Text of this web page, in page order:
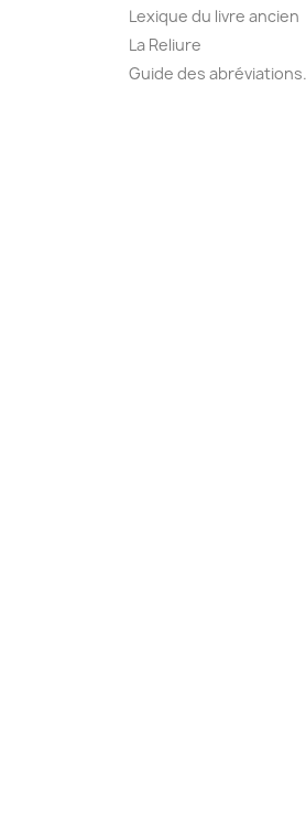
Lexique du livre ancien
La Reliure
Guide des abréviations.